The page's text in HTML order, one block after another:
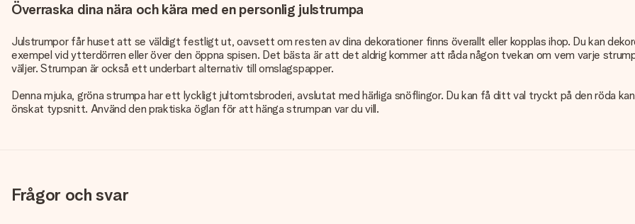
Överraska dina nära och kära med en personlig julstrumpa
Julstrumpor får huset att se väldigt festligt ut, oavsett om resten av dina dekorationer finns överallt eller kopplas ihop. Du kan
exempel vid ytterdörren eller över den öppna spisen. Det bästa är att det aldrig kommer att råda någon tvekan om vem varje
väljer. Strumpan är också ett underbart alternativ till omslagspapper.
Denna mjuka, gröna strumpa har ett lyckligt jultomtsbroderi, avslutat med härliga snöflingor. Du kan få ditt val tryckt på den röda
önskat typsnitt. Använd den praktiska öglan för att hänga strumpan var du vill.
Frågor och svar